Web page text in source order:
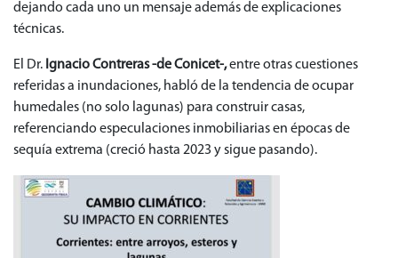
dejando cada uno un mensaje además de explicaciones
técnicas.
El Dr. Ignacio Contreras -de Conicet-,entre otras cuestiones
referidas a inundaciones, habló de la tendencia de ocupar
humedales (no solo lagunas) para construir casas,
referenciando especulaciones inmobiliarias en épocas de
sequía extrema (creció hasta 2023 y sigue pasando).